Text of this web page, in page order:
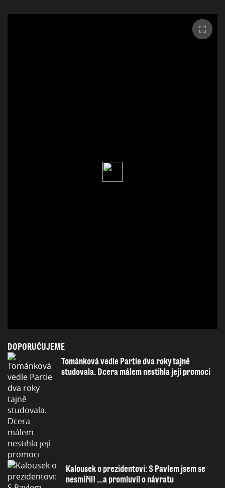
DOPORUČUJEME
Tománková vedle Partie dva roky tajně
studovala. Dcera málem nestihla její promoci
Kalousek o prezidentovi: S Pavlem jsem se
nesmířil! ...a promluvil o návratu